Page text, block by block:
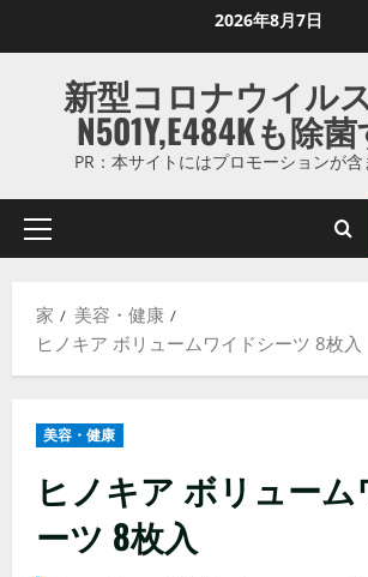
ス
ッ
す
2026年8月7日
新型コロナウイル
N501Y,E484Kも除
PR：本サイトにはプロモーションが
プ
マ
リ
ュ
家
美容・健康
ヒノキア ボリュームワイドシーツ 8枚入
美容・健康
ヒノキア ボリュー
ーツ 8枚入